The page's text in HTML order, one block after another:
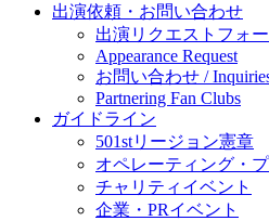
出演依頼・お問い合わせ
出演リクエストフォ
Appearance Request
お問い合わせ /
Partnering Fan Clubs
ガイドライン
501stリージョン憲章
オペレーティング・
チャリティイベント
企業・PRイベント